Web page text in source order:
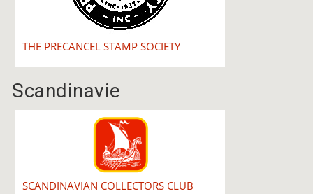
THE PRECANCEL STAMP SOCIETY
Scandinavie
SCANDINAVIAN COLLECTORS CLUB